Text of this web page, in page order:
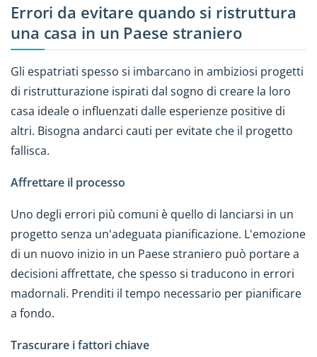
Errori da evitare quando si ristruttura
una casa in un Paese straniero
Gli espatriati spesso si imbarcano in ambiziosi progetti
di ristrutturazione ispirati dal sogno di creare la loro
casa ideale o influenzati dalle esperienze positive di
altri. Bisogna andarci cauti per evitate che il progetto
fallisca.
Affrettare il processo
Uno degli errori più comuni è quello di lanciarsi in un
progetto senza un'adeguata pianificazione. L'emozione
di un nuovo inizio in un Paese straniero può portare a
decisioni affrettate, che spesso si traducono in errori
madornali. Prenditi il tempo necessario per pianificare
a fondo.
Trascurare i fattori chiave